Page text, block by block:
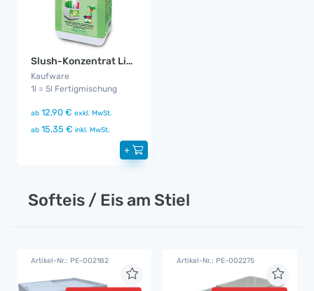
Slush-Konzentrat Limette
Kaufware
1l = 5l Fertigmischung
ab 12,90 € exkl. MwSt.
ab 15,35 € inkl. MwSt.
+
Softeis / Eis am Stiel
Artikel-Nr.: PE-002182 Artikel-Nr.: PE-002275